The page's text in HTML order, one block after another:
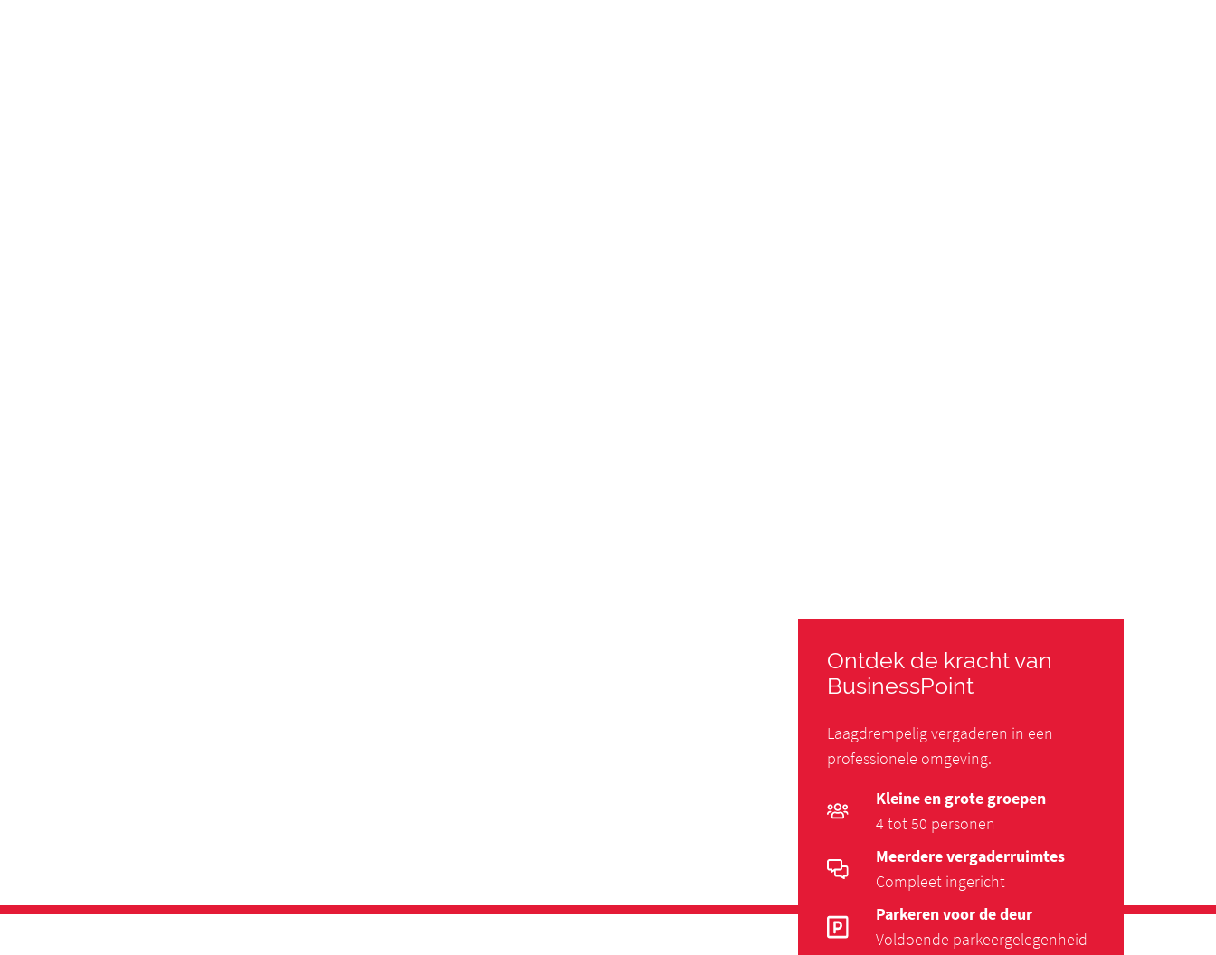
Ontdek de kracht van
BusinessPoint
Laagdrempelig vergaderen in een
professionele omgeving.
Kleine en grote groepen
4 tot 50 personen
Meerdere vergaderruimtes
Compleet ingericht
Parkeren voor de deur
Voldoende parkeergelegenheid